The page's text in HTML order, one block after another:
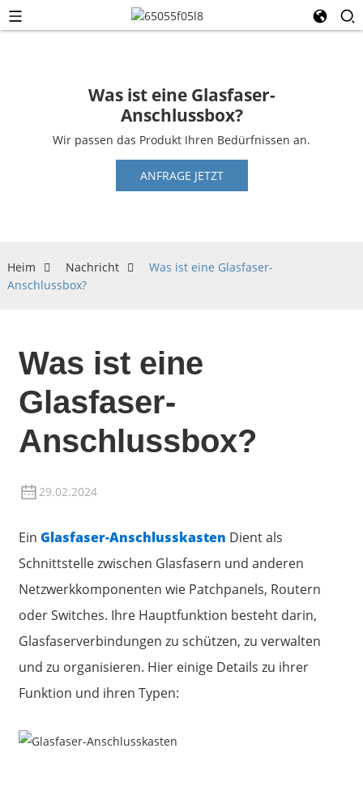
Was ist eine Glasfaser-
Anschlussbox?
Wir passen das Produkt Ihren Bedürfnissen an.
ANFRAGE JETZT
Heim Nachricht
Was ist eine Glasfaser-
Anschlussbox?
Was ist eine
Glasfaser-
Anschlussbox?
29.02.2024
Ein Glasfaser-Anschlusskasten Dient als
Schnittstelle zwischen Glasfasern und anderen
Netzwerkkomponenten wie Patchpanels, Routern
oder Switches. Ihre Hauptfunktion besteht darin,
Glasfaserverbindungen zu schützen, zu verwalten
und zu organisieren. Hier einige Details zu ihrer
Funktion und ihren Typen: